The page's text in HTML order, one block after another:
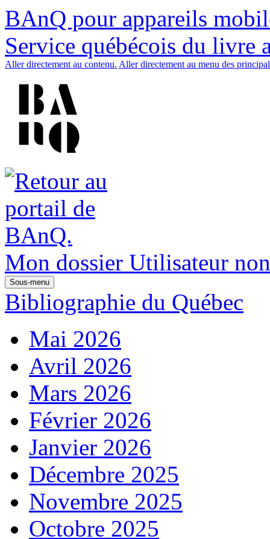
BAnQ pour appareils
Service québécois du livre
Aller directement au contenu. Aller directement au menu des
Mon dossier Utilisateur
Sous-menu
Bibliographie du Québec
Mai 2026
Avril 2026
Mars 2026
Février 2026
Janvier 2026
Décembre 2025
Novembre 2025
Octobre 2025